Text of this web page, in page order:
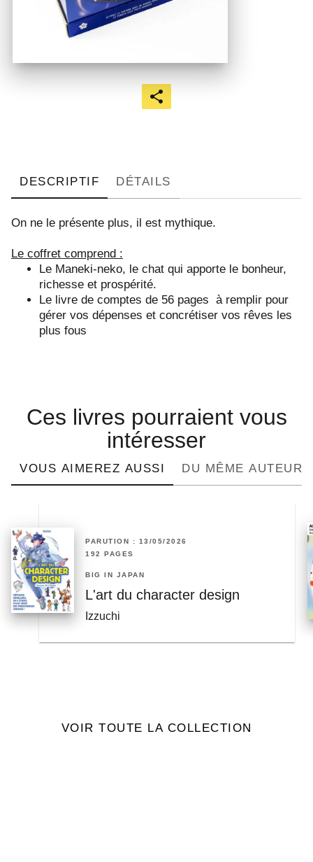
DESCRIPTIF DÉTAILS
On ne le présente plus, il est mythique.
Le coffret comprend :
Le Maneki-neko, le chat qui apporte le bonheur,
richesse et prospérité.
Le livre de comptes de 56 pages à remplir pour
gérer vos dépenses et concrétiser vos rêves les
plus fous
Ces livres pourraient vous
intéresser
VOUS AIMEREZ AUSSI DU MÊME AUTEUR
PARUTION : 13/05/2026
192 PAGES
BIG IN JAPAN
L'art du character design
Izzuchi
VOIR TOUTE LA COLLECTION